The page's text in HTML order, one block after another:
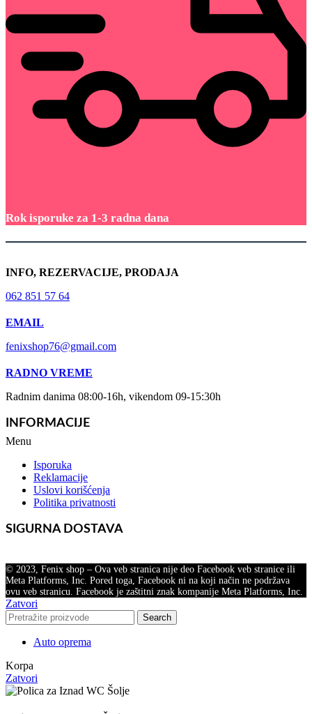
Rok isporuke za 1-3 radna dana
INFO, REZERVACIJE, PRODAJA
062 851 57 64
EMAIL
fenixshop76@gmail.com
RADNO VREME
Radnim danima 08:00-16h, vikendom 09-15:30h
INFORMACIJE
Menu
Isporuka
Reklamacije
Uslovi korišćenja
Politika privatnosti
SIGURNA DOSTAVA
© 2023, Fenix shop – Ova veb stranica nije deo Facebook veb stranice ili
Meta Platforms, Inc. Pored toga, Facebook ni na koji način ne podržava
ovu veb stranicu. Facebook je zaštitni znak kompanije Meta Platforms, Inc.
Zatvori
Search
Auto oprema
Korpa
Zatvori